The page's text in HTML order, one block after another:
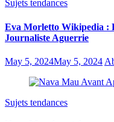
Sujets tendances
Eva Morletto Wikipedia :
Journaliste Aguerrie
May 5, 2024May 5, 2024
Sujets tendances